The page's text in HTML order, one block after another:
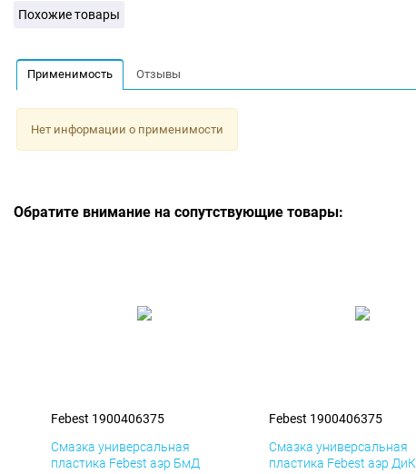
Похожие товары
Применимость Отзывы
Нет информации о применимости
Обратите внимание на сопутствующие товары:
Febest 1900406375
Смазка универсальная
пластика Febest аэр БмД
Febest 1900406375
Смазка универсальная
пластика Febest аэр ДиК